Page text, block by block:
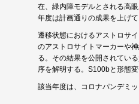
在、緑内障モデルとされる高
年度は計画通りの成果を上げて
遷移状態におけるアストロサ
のアストロサイトマーカーや
る。その結果を公開されてい
序を解明する。S100bと形態
該当年度は、コロナパンデミ